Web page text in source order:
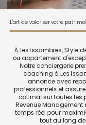
L'art de valoriser votre
À Les Issambres, Style
ou appartement
Notre conciergerie
coaching à Les
annonce avec
professionnels et
optimal sur toutes les
Revenue Management
temps réel pour
tout au long